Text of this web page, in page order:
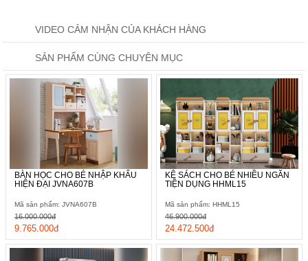
VIDEO CẢM NHẬN CỦA KHÁCH HÀNG
SẢN PHẨM CÙNG CHUYÊN MỤC
BÀN HỌC CHO BÉ NHẬP KHẨU
HIỆN ĐẠI JVNA607B
Mã sản phẩm: JVNA607B
9.765.000đ
16.000.000đ
KỆ SÁCH CHO BÉ NHIỀU NGĂN
TIỆN DỤNG HHML15
Mã sản phẩm: HHML15
24.472.500đ
46.900.000đ